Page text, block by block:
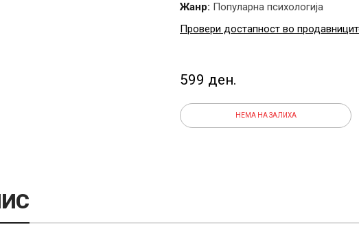
Жанр: Популарна психологија
Провери достапност во
599 ден.
НЕМА НА ЗАЛИХА